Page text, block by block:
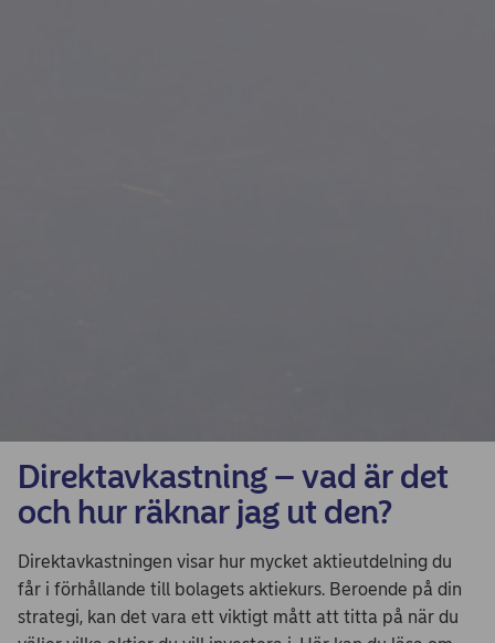
Direktavkastning – vad är det
och hur räknar jag ut den?
Direktavkastningen visar hur mycket aktieutdelning du
får i förhållande till bolagets aktiekurs. Beroende på din
strategi, kan det vara ett viktigt mått att titta på när du